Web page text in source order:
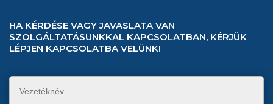
HA KÉRDÉSE VAGY JAVASLATA VAN
SZOLGÁLTATÁSUNKKAL KAPCSOLATBAN, KÉRJÜK
LÉPJEN KAPCSOLATBA VELÜNK!